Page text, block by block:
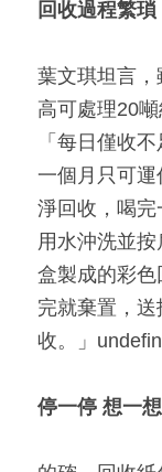
回收過程繁
葉文琪坦言
高可處理20
「每日僅收
一個月只可
淨回收，喝完
用水沖洗並
盒製成的彩
完就棄置，
收。」
停一停 想一想